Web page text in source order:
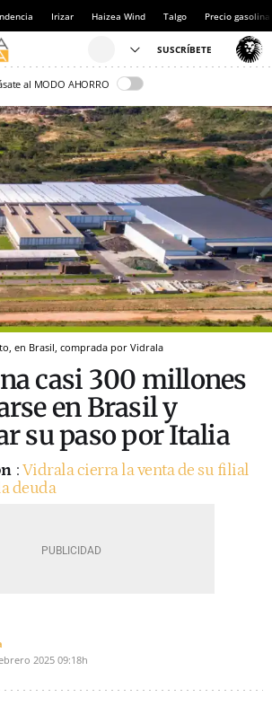
Irizar Haizea Wind Talgo Precio gasolina
al MODO AHORRO
en Brasil, comprada por Vidrala
casi 300 millones
en Brasil y
su paso por Italia
:Vidrala cierra la venta de su filial
deuda
2025 09:18h